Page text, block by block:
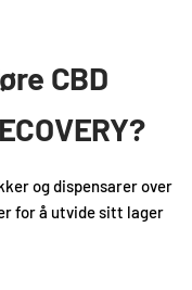
CBD
og dispensarer over
for å utvide sitt lager